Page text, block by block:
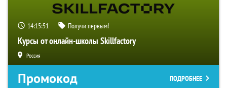
14:15:50 Получи первым!
Курсы от онлайн-школы Skillfactory
Россия
Промокод ПОДРОБНЕЕ